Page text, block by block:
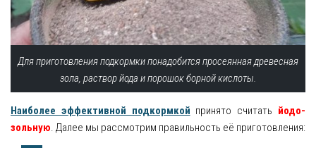
Для приготовления подкормки понадобится просеянная древесная
зола, раствор йода и порошок борной кислоты.
Наиболее эффективной подкормкой принято считать йодо-
зольную. Далее мы рассмотрим правильность её приготовления: